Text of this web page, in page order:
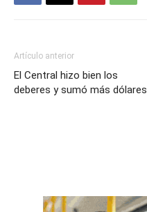
Artículo anterior
El Central hizo bien los
deberes y sumó más dólares